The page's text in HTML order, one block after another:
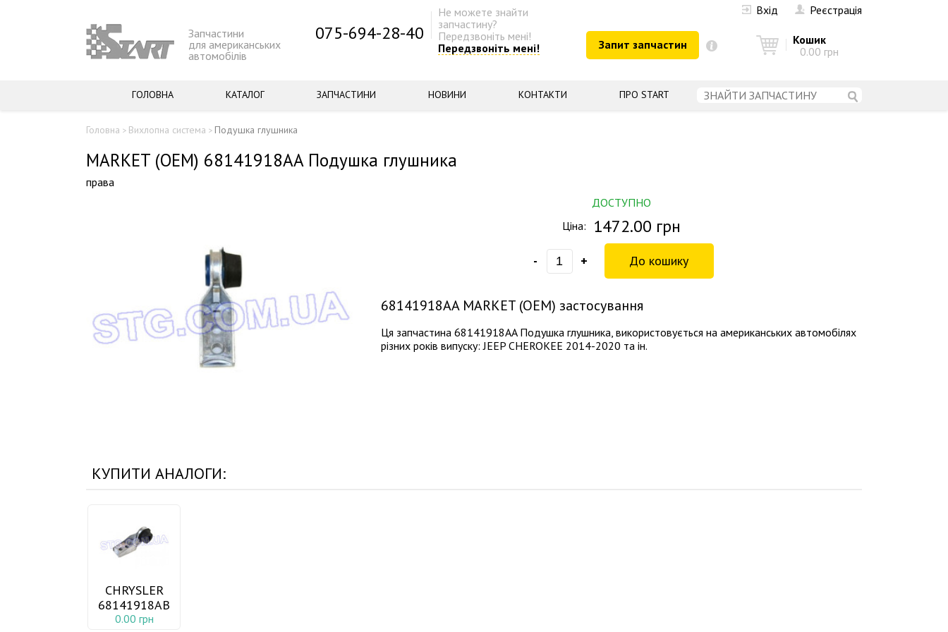
Вхід
Реєстрація
Запчастини
для американських
автомобілів
075-694-28-40
Не можете знайти
запчастину?
Передзвоніть мені!
Передзвоніть мені!
Запит запчастин
Кошик
0.00 грн
ГОЛОВНА КАТАЛОГ ЗАПЧАСТИНИ НОВИНИ КОНТАКТИ ПРО START
Головна > Вихлопна система > Подушка глушника
MARKET (OEM) 68141918AA Подушка глушника
права
ДОСТУПНО
Ціна:
1472.00 грн
- +
68141918AAMARKET (OEM) застосування
Ця запчастина 68141918AA Подушка глушника, використовується на американських автомобілях
різних років випуску: JEEP CHEROKEE 2014-2020 та ін.
КУПИТИ АНАЛОГИ:
CHRYSLER
68141918AB
0.00 грн